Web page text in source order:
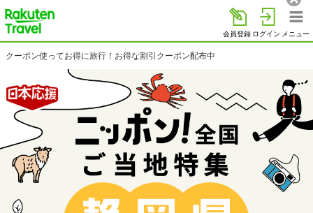
会員登録 ログイン メニュー
楽天トラベルトップ>
クーポン使ってお得に旅行！お得な割引クーポン配布中
> 静岡県